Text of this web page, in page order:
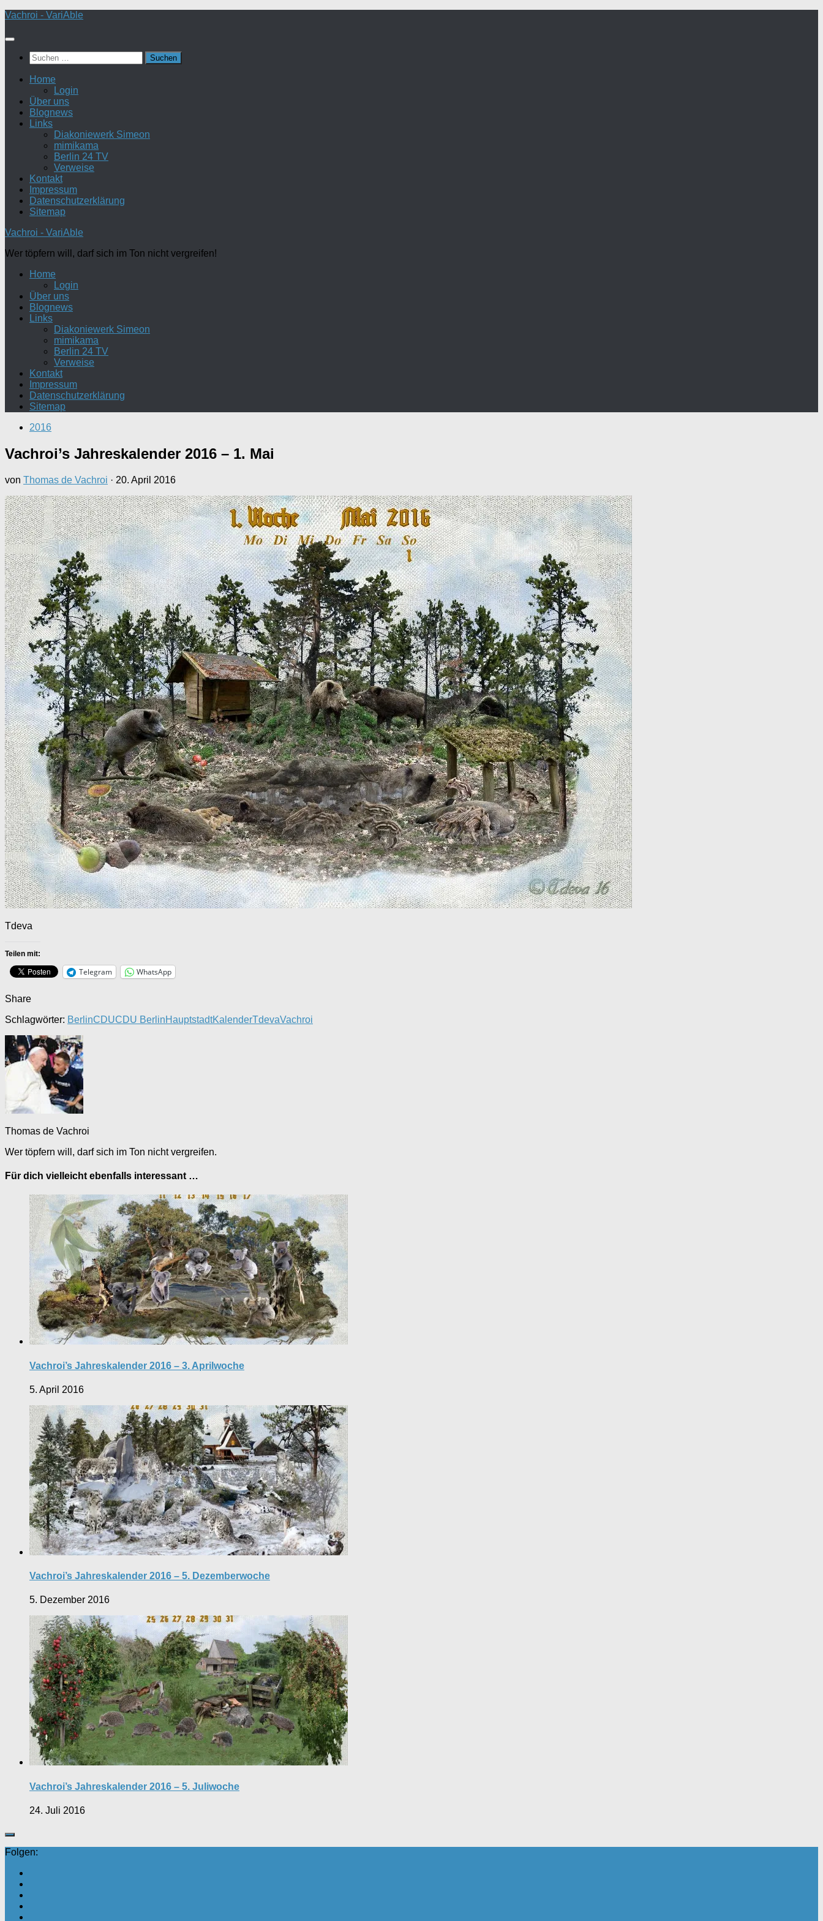
Zum
springen
Vachroi - VariAble
Suchen
nach:
Home
Login
Über uns
Blognews
Links
Diakoniewerk Simeon
mimikama
Berlin 24 TV
Verweise
Kontakt
Impressum
Datenschutzerklärung
Sitemap
Vachroi - VariAble
Wer töpfern will, darf sich im Ton nicht vergreifen!
Home
Login
Über uns
Blognews
Links
Diakoniewerk Simeon
mimikama
Berlin 24 TV
Verweise
Kontakt
Impressum
Datenschutzerklärung
Sitemap
2016
Vachroi’s Jahreskalender 2016 – 1. Mai
von Thomas de Vachroi · 20. April 2016
Tdeva
Teilen mit:
Telegram WhatsApp
Share
Schlagwörter: BerlinCDUCDU BerlinHauptstadtKalenderTdevaVachroi
Thomas de Vachroi
Wer töpfern will, darf sich im Ton nicht vergreifen.
Für dich vielleicht ebenfalls interessant …
Vachroi’s Jahreskalender 2016 – 3. Aprilwoche
5. April 2016
Vachroi’s Jahreskalender 2016 – 5. Dezemberwoche
5. Dezember 2016
Vachroi’s Jahreskalender 2016 – 5. Juliwoche
24. Juli 2016
Folgen: